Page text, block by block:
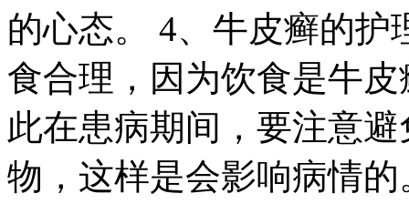
的心态。 4、牛皮癣的
食合理，因为饮食是牛
此在患病期间，要注意
物，这样是会影响病情